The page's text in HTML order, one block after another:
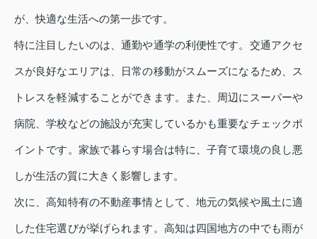
が、快適な生活への第一歩です。
特に注目したいのは、通勤や通学の利便性です。交通アクセ
スが良好なエリアは、日常の移動がスムーズになるため、ス
トレスを軽減することができます。また、周辺にスーパーや
病院、学校などの施設が充実しているかも重要なチェックポ
イントです。家族で暮らす場合は特に、子育て環境の良し悪
しが生活の質に大きく影響します。
次に、高知特有の不動産事情として、地元の気候や風土に適
した住宅選びが挙げられます。高知は四国地方の中でも雨が